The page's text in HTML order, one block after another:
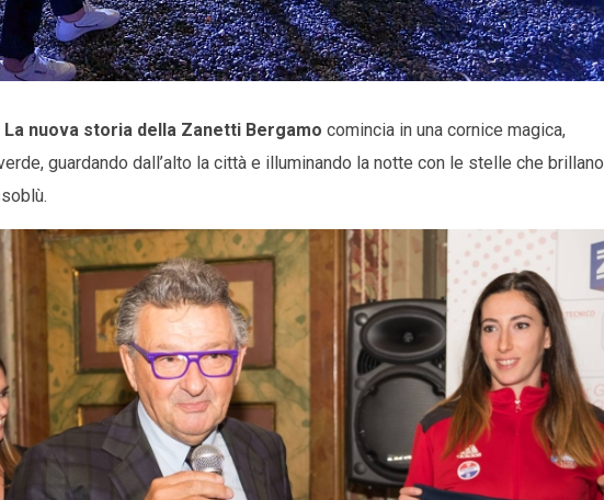
La nuova storia della Zanetti Bergamo comincia in una cornice magica,
guardando dall’alto la città e illuminando la notte con le stelle che brillano